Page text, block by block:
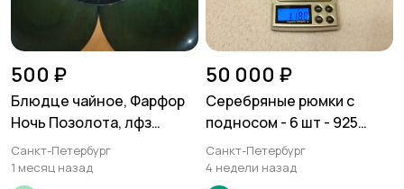
500 ₽
Блюдце чайное, Фарфор
Ночь Позолота, лфз
винтаж
Санкт-Петербург
1 месяц назад
50 000 ₽
Серебряные рюмки с
подносом - 6 шт - 925
пробы
Санкт-Петербург
4 недели назад